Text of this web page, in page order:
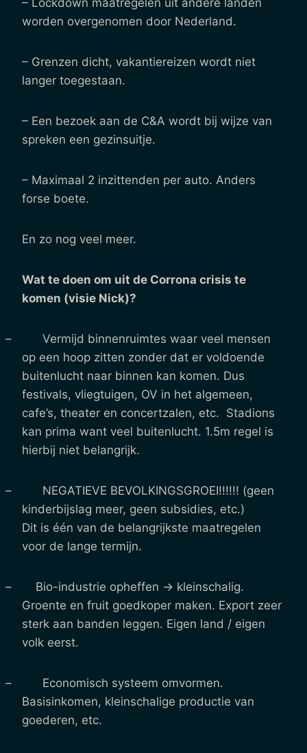
– Lockdown maatregelen uit andere landen
worden overgenomen door Nederland.
– Grenzen dicht, vakantiereizen wordt niet
langer toegestaan.
– Een bezoek aan de C&A wordt bij wijze van
spreken een gezinsuitje.
– Maximaal 2 inzittenden per auto. Anders
forse boete.
En zo nog veel meer.
Wat te doen om uit de Corrona crisis te
komen (visie Nick)?
– Vermijd binnenruimtes waar veel mensen
op een hoop zitten zonder dat er voldoende
buitenlucht naar binnen kan komen. Dus
festivals, vliegtuigen, OV in het algemeen,
cafe’s, theater en concertzalen, etc. Stadions
kan prima want veel buitenlucht. 1.5m regel is
hierbij niet belangrijk.
– NEGATIEVE BEVOLKINGSGROEI!!!!!! (geen
kinderbijslag meer, geen subsidies, etc.)
Dit is één van de belangrijkste maatregelen
voor de lange termijn.
– Bio-industrie opheffen -> kleinschalig.
Groente en fruit goedkoper maken. Export zeer
sterk aan banden leggen. Eigen land / eigen
volk eerst.
– Economisch systeem omvormen.
Basisinkomen, kleinschalige productie van
goederen, etc.